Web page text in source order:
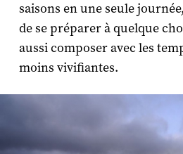
saisons en une seule
de se préparer à quelque
aussi composer avec les
moins vivifiantes.